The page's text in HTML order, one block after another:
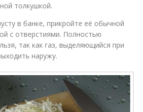
толкушкой.
в банке, прикройте её обычной
с отверстиями. Полностью
так как газ, выделяющийся при
наружу.